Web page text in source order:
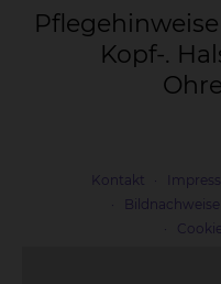
Kopf-.
Kontakt
Bildnachweise